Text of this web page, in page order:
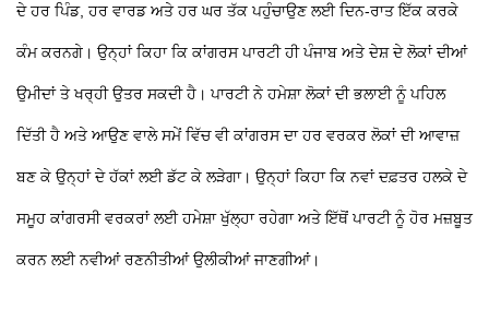
ਦੇ ਹਰ ਪਿੰਡ, ਹਰ ਵਾਰਡ ਅਤੇ ਹਰ ਘਰ ਤੱਕ ਪਹੁੰਚਾਉਣ ਲਈ ਦਿਨ-ਰਾਤ ਇੱਕ ਕਰਕੇ
ਕੰਮ ਕਰਨਗੇ। ਉਨ੍ਹਾਂ ਕਿਹਾ ਕਿ ਕਾਂਗਰਸ ਪਾਰਟੀ ਹੀ ਪੰਜਾਬ ਅਤੇ ਦੇਸ਼ ਦੇ ਲੋਕਾਂ ਦੀਆਂ
ਉਮੀਦਾਂਤੇ ਖਰ੍ਹੀ ਉਤਰ ਸਕਦੀ ਹੈ। ਪਾਰਟੀ ਨੇ ਹਮੇਸ਼ਾ ਲੋਕਾਂ ਦੀ ਭਲਾਈ ਨੂੰ ਪਹਿਲ
ਦਿੱਤੀ ਹੈ ਅਤੇ ਆਉਣ ਵਾਲੇ ਸਮੇਂ ਵਿੱਚ ਵੀ ਕਾਂਗਰਸ ਦਾ ਹਰ ਵਰਕਰ ਲੋਕਾਂ ਦੀ ਆਵਾਜ਼
ਬਣ ਕੇ ਉਨ੍ਹਾਂ ਦੇ ਹੱਕਾਂ ਲਈ ਡੱਟ ਕੇ ਲੜੇਗਾ। ਉਨ੍ਹਾਂ ਕਿਹਾ ਕਿ ਨਵਾਂ ਦਫ਼ਤਰ ਹਲਕੇ ਦੇ
ਸਮੂਹ ਕਾਂਗਰਸੀ ਵਰਕਰਾਂ ਲਈ ਹਮੇਸ਼ਾ ਖੁੱਲ੍ਹਾ ਰਹੇਗਾ ਅਤੇ ਇੱਥੋਂ ਪਾਰਟੀ ਨੂੰ ਹੋਰ ਮਜ਼ਬੂਤ
ਕਰਨ ਲਈ ਨਵੀਆਂ ਰਣਨੀਤੀਆਂ ਉਲੀਕੀਆਂ ਜਾਣਗੀਆਂ।